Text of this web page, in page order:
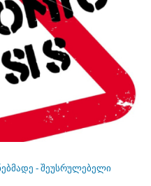
- შეუსრულებელი